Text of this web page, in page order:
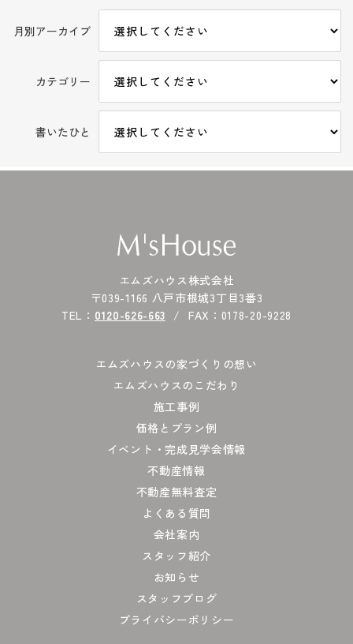
月別アーカイブ
カテゴリー
書いたひと
エムズハウス株式会社
〒039-1166 八戸市根城3丁目3番3
TEL： 0120-626-663 FAX：0178-20-9228
エムズハウスの家づくりの想い
エムズハウスのこだわり
施工事例
価格とプラン例
イベント・完成見学会情報
不動産情報
不動産無料査定
よくある質問
会社案内
スタッフ紹介
お知らせ
スタッフブログ
プライバシーポリシー